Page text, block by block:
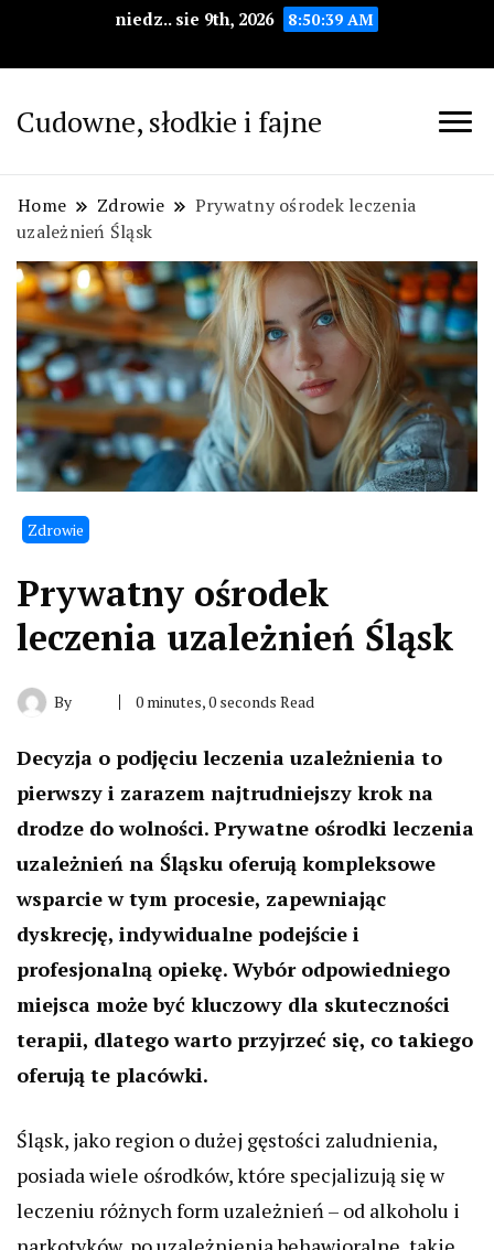
niedz.. sie 9th, 2026 8:50:40 AM
Cudowne, słodkie i fajne
Home Zdrowie
Prywatny ośrodek leczenia
uzależnień Śląsk
Zdrowie
Prywatny ośrodek
leczenia uzależnień Śląsk
By 0 minutes, 0 seconds Read
Decyzja o podjęciu leczenia uzależnienia to
pierwszy i zarazem najtrudniejszy krok na
drodze do wolności. Prywatne ośrodki leczenia
uzależnień na Śląsku oferują kompleksowe
wsparcie w tym procesie, zapewniając
dyskrecję, indywidualne podejście i
profesjonalną opiekę. Wybór odpowiedniego
miejsca może być kluczowy dla skuteczności
terapii, dlatego warto przyjrzeć się, co takiego
oferują te placówki.
Śląsk, jako region o dużej gęstości zaludnienia,
posiada wiele ośrodków, które specjalizują się w
leczeniu różnych form uzależnień – od alkoholu i